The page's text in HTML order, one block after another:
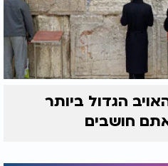
הגדול ביותר
חושבים